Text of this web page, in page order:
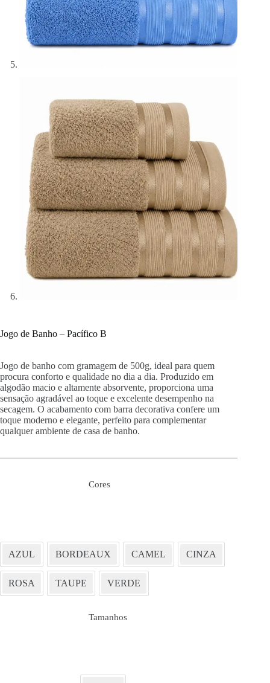
Jogo de Banho – Pacífico B
Jogo de banho com gramagem de 500g, ideal para quem
procura conforto e qualidade no dia a dia. Produzido em
algodão macio e altamente absorvente, proporciona uma
sensação agradável ao toque e excelente desempenho na
secagem. O acabamento com barra decorativa confere um
toque moderno e elegante, perfeito para complementar
qualquer ambiente de casa de banho.
Cores
AZUL BORDEAUX CAMEL CINZA
ROSA TAUPE VERDE
Tamanhos